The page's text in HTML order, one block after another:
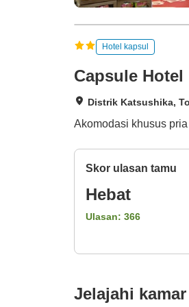
Hotel kapsul
Capsule
Distrik Katsushika,
Akomodasi khusus
Skor ulasan tamu
Hebat
Ulasan: 366
Jelajahi